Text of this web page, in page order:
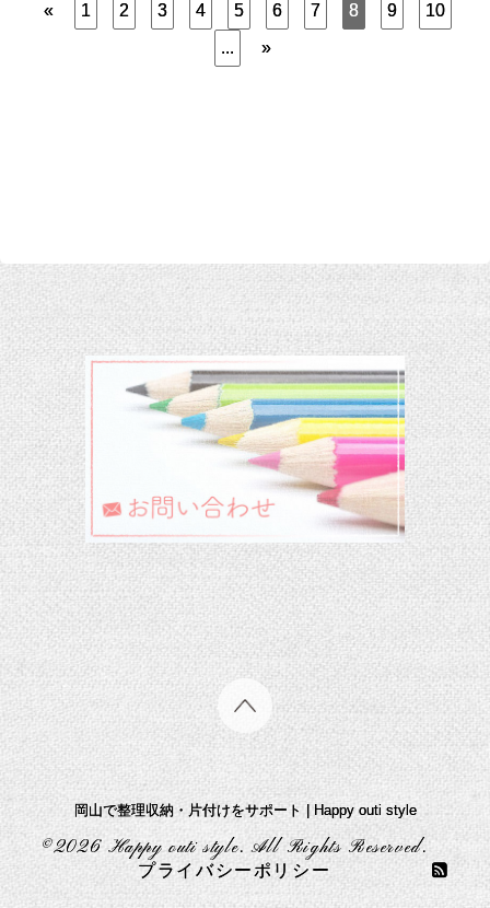
« 1 2 3 4 5 6 7 8 9
10
...
»
岡山で整理収納・片付けをサポート | Happy outi style
©2026Happy outi style. All Rights Reserved.
プライバシーポリシー